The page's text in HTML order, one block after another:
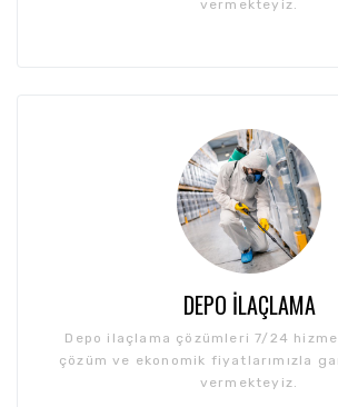
vermekteyiz.
DEPO İLAÇLAMA
Depo ilaçlama çözümleri 7/24
çözüm ve ekonomik fiyatlarımızla
vermekteyiz.